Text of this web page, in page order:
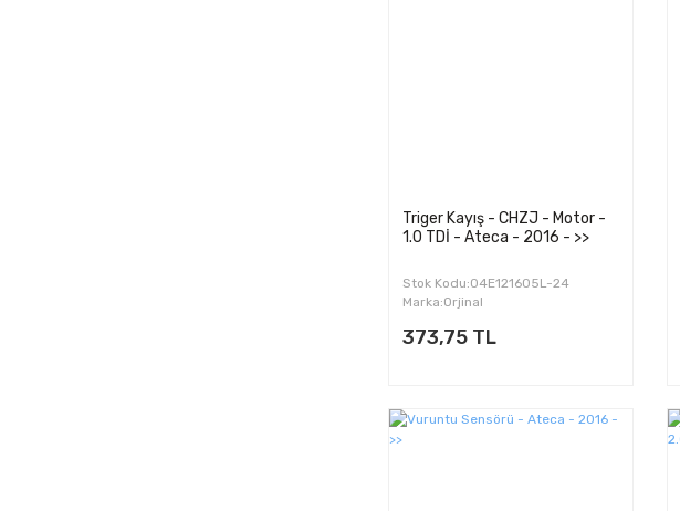
Triger Kayış - CHZJ - Motor -
1.0 TDİ - Ateca - 2016 - >>
Stok Kodu:04E121605L-24
Marka:Orjinal
373,75 TL